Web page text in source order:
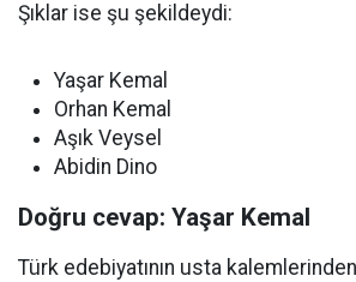
Şıklar ise şu şekildeydi:
Yaşar Kemal
Orhan Kemal
Aşık Veysel
Abidin Dino
Doğru cevap: Yaşar Kemal
Türk edebiyatının usta kalemlerinden